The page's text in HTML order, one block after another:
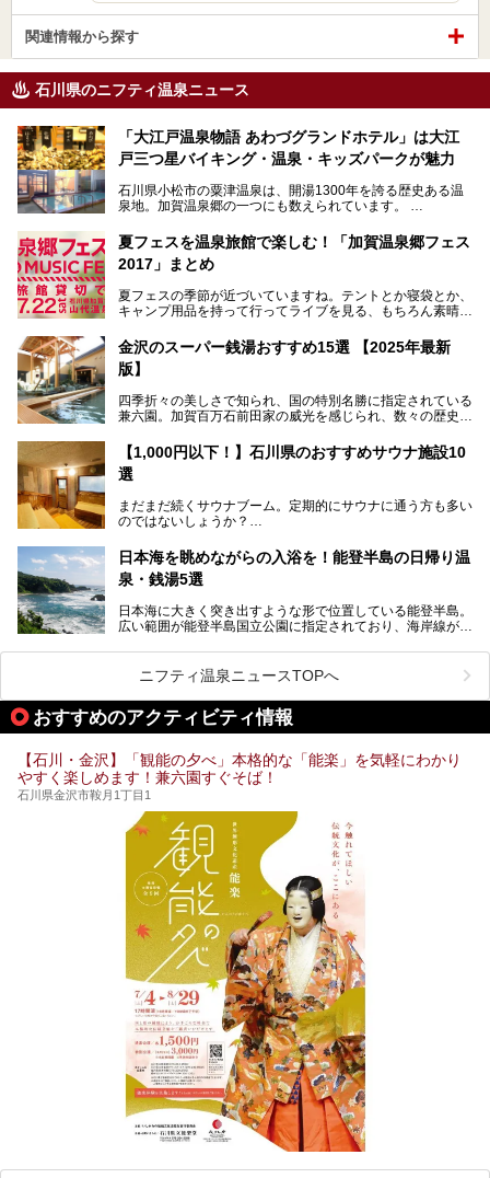
関連情報から探す
石川県のニフティ温泉ニュース
「大江戸温泉物語 あわづグランドホテル」は大江
戸三つ星バイキング・温泉・キッズパークが魅力
石川県小松市の粟津温泉は、開湯1300年を誇る歴史ある温
泉地。加賀温泉郷の一つにも数えられています。
その粟津温泉に建つ「大江戸温泉物語 あわづグランドホテ
ル」（以下、あわづグランドホテル）は客室数97室のホテ
ルで、昨年2024年12月に露天風呂を新設。充実したキッズ
2025年7月からは「大江戸三つ星バイキング」がスタート！
───
提供元：大江戸温泉物語ホテルズ＆リゾーツ株式会社【P
この記事は大江戸温泉物語 あわづグランドホテルのPR記事
です。
夏フェスを温泉旅館で楽しむ！「加賀温泉郷フェス
2017」まとめ
夏フェスの季節が近づいていますね。テントとか寝袋とか、
キャンプ用品を持って行ってライブを見る、もちろん素晴ら
いやでもね、暑いし汗や砂埃でドロドロになるしうるさくて
夜は寝られないし、若い時はそういうのが良かったんですけ
今、もうちょっと気楽なフェスはないかな、と探してたらあ
りましたよ！
「加賀温泉郷フェス 2017」が石川県・山代温泉の瑠璃光を
全館貸し切って開催！
れちゃう！なんということでしょう！！
金沢のスーパー銭湯おすすめ15選 【2025年最新
版】
四季折々の美しさで知られ、国の特別名勝に指定されている
兼六園。加賀百万石前田家の威光を感じられ、数々の歴史的
ア。国内でも特に人気の観光地の1つです。北陸新幹線で東
京から約2時間30分と、首都圏からアクセスしやすい立地も
魅力ですね。
り、観光に加えて温泉もぜひ楽しみたいところ。金沢エリア
でおすすめのスーパー銭湯をご紹介します。
【1,000円以下！】石川県のおすすめサウナ施設10
選
まだまだ続くサウナブーム。定期的にサウナに通う方も多い
のではないしょうか？
今回はそんなサウナによく行く人もこれから楽しむ人も格安
で楽しめるサウナを紹介します。
など、種類豊富ですよ。
日本海を眺めながらの入浴を！能登半島の日帰り温
泉・銭湯5選
日本海に大きく突き出すような形で位置している能登半島。
広い範囲が能登半島国立公園に指定されており、海岸線が作
車で行くのがオススメですが、ドライブの際にぜひ一緒に楽
しんでいただきたいのが温泉です。絶景を眺めながらつかる
温泉は最高ですよ！ 今回はそんな能登の温泉を5つご紹介
します。
ニフティ温泉ニュースTOPへ
おすすめのアクティビティ情報
【石川・金沢】「観能の夕べ」本格的な「能楽」を気軽にわかり
やすく楽しめます！兼六園すぐそば！
石川県金沢市鞍月1丁目1